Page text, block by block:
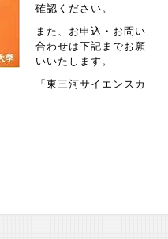
確認ください。
また、お申込・お問い
合わせは下記までお願
いいたします。
「東三河サイエンスカ